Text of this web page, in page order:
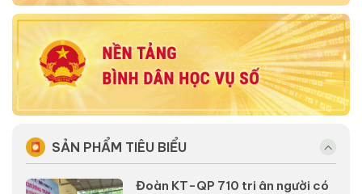
SẢN PHẨM TIÊU BIỂU
Đoàn KT-QP 710 tri ân người có